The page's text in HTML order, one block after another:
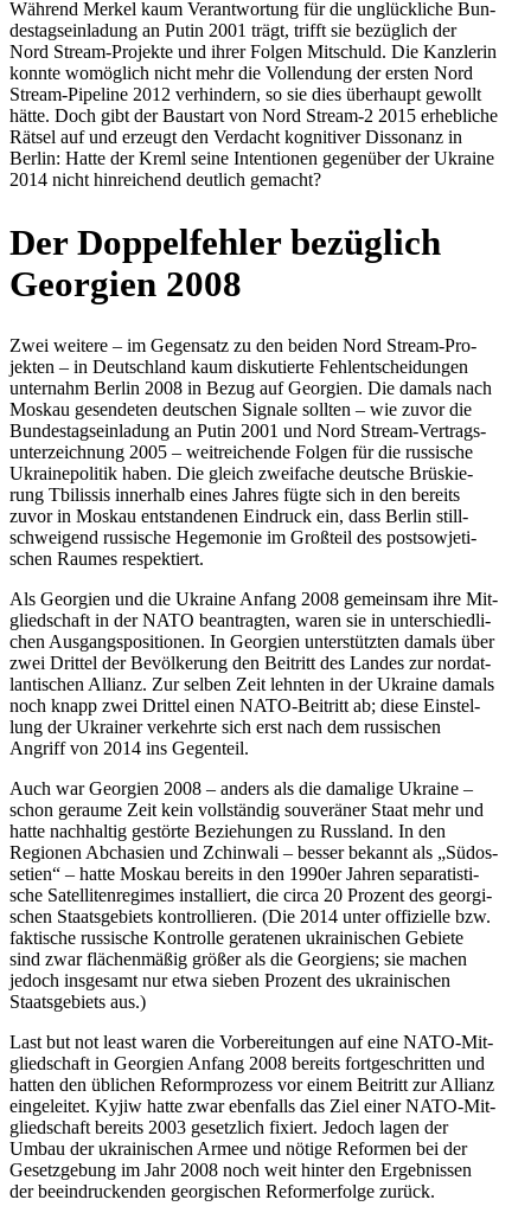
Während Merkel kaum Ver­ant­wor­tung für die unglück­li­che Bun­
des­tags­ein­la­dung an Putin 2001 trägt, trifft sie bezüg­lich der
Nord Stream-Pro­jekte und ihrer Folgen Mit­schuld. Die Kanz­le­rin
konnte womög­lich nicht mehr die Voll­endung der ersten Nord
Stream-Pipe­line 2012 ver­hin­dern, so sie dies über­haupt gewollt
hätte. Doch gibt der Bau­start von Nord Stream‑2 2015 erheb­li­che
Rätsel auf und erzeugt den Ver­dacht kogni­ti­ver Dis­so­nanz in
Berlin: Hatte der Kreml seine Inten­tio­nen gegen­über der Ukraine
2014 nicht hin­rei­chend deut­lich gemacht?
Der Dop­pel­feh­ler bezüg­lich
Geor­gien 2008
Zwei weitere – im Gegen­satz zu den beiden Nord Stream-Pro­
jek­ten – in Deutsch­land kaum dis­ku­tierte Fehl­ent­schei­dun­gen
unter­nahm Berlin 2008 in Bezug auf Geor­gien. Die damals nach
Moskau gesen­de­ten deut­schen Signale sollten – wie zuvor die
Bun­des­tags­ein­la­dung an Putin 2001 und Nord Stream-Ver­trags­
un­ter­zeich­nung 2005 – weit­rei­chende Folgen für die rus­si­sche
Ukraine­po­li­tik haben. Die gleich zwei­fa­che deut­sche Brüs­kie­
rung Tbi­lis­sis inner­halb eines Jahres fügte sich in den bereits
zuvor in Moskau ent­stan­de­nen Ein­druck ein, dass Berlin still­
schwei­gend rus­si­sche Hege­mo­nie im Groß­teil des post­so­wje­ti­
schen Raumes respektiert.
Als Geor­gien und die Ukraine Anfang 2008 gemein­sam ihre Mit­
glied­schaft in der NATO bean­trag­ten, waren sie in unter­schied­li­
chen Aus­gangs­po­si­tio­nen. In Geor­gien unter­stütz­ten damals über
zwei Drittel der Bevöl­ke­rung den Bei­tritt des Landes zur nord­at­
lan­ti­schen Allianz. Zur selben Zeit lehnten in der Ukraine damals
noch knapp zwei Drittel einen NATO-Bei­tritt ab; diese Ein­stel­
lung der Ukrai­ner ver­kehrte sich erst nach dem rus­si­schen
Angriff von 2014 ins Gegenteil.
Auch war Geor­gien 2008 – anders als die dama­lige Ukraine –
schon geraume Zeit kein voll­stän­dig sou­ve­rä­ner Staat mehr und
hatte nach­hal­tig gestörte Bezie­hun­gen zu Russ­land. In den
Regio­nen Abcha­sien und Zchin­wali – besser bekannt als „Süd­os­
se­tien“ – hatte Moskau bereits in den 1990er Jahren sepa­ra­tis­ti­
sche Satel­li­ten­re­gimes instal­liert, die circa 20 Prozent des geor­gi­
schen Staats­ge­biets kon­trol­lie­ren. (Die 2014 unter offi­zi­elle bzw.
fak­ti­sche rus­si­sche Kon­trolle gera­te­nen ukrai­ni­schen Gebiete
sind zwar flä­chen­mä­ßig größer als die Geor­gi­ens; sie machen
jedoch ins­ge­samt nur etwa sieben Prozent des ukrai­ni­schen
Staats­ge­biets aus.)
Last but not least waren die Vor­be­rei­tun­gen auf eine NATO-Mit­
glied­schaft in Geor­gien Anfang 2008 bereits fort­ge­schrit­ten und
hatten den übli­chen Reform­pro­zess vor einem Bei­tritt zur Allianz
ein­ge­lei­tet. Kyjiw hatte zwar eben­falls das Ziel einer NATO-Mit­
glied­schaft bereits 2003 gesetz­lich fixiert. Jedoch lagen der
Umbau der ukrai­ni­schen Armee und nötige Refor­men bei der
Gesetz­ge­bung im Jahr 2008 noch weit hinter den Ergeb­nis­sen
der beein­dru­cken­den geor­gi­schen Reform­erfolge zurück.